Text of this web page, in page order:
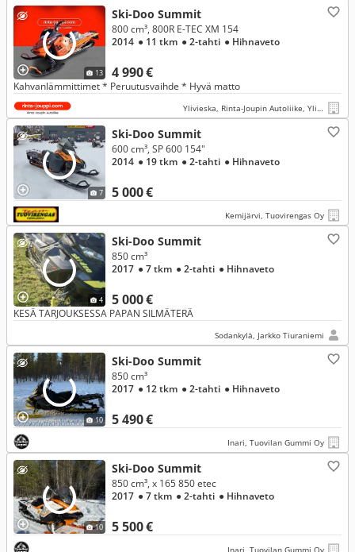
13
Ski-Doo Summit
4 990 €
800 cm³, 800R E-TEC XM 154
2014 ● 11 tkm ● 2-tahti ● Hihnaveto
Kahvanlämmittimet * Peruutusvaihde * Hyvä matto
Ylivieska, Rinta-Joupin Autoliike, Ylivieska
7
Ski-Doo Summit
5 000 €
600 cm³, SP 600 154"
2014 ● 19 tkm ● 2-tahti ● Hihnaveto
Kemijärvi, Tuovirengas Oy
4
Ski-Doo Summit
5 000 €
850 cm³
2017 ● 7 tkm ● 2-tahti ● Hihnaveto
KESÄ TARJOUKSESSA PAPAN SILMÄTERÄ
Sodankylä, Jarkko Tiuraniemi
10
Ski-Doo Summit
5 490 €
850 cm³
2017 ● 12 tkm ● 2-tahti ● Hihnaveto
Inari, Tuovilan Gummi Oy
10
Ski-Doo Summit
5 500 €
850 cm³, x 165 850 etec
2017 ● 7 tkm ● 2-tahti ● Hihnaveto
Inari, Tuovilan Gummi Oy